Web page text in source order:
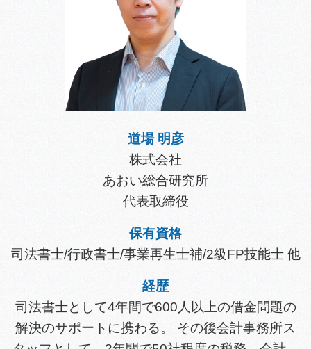
道場 明彦
株式会社
あおい総合研究所
代表取締役
保有資格
司法書士/行政書士/事業再生士補/2級FP技能士 他
経歴
司法書士として4年間で600人以上の借金問題の
解決のサポートに携わる。 その後会計事務所ス